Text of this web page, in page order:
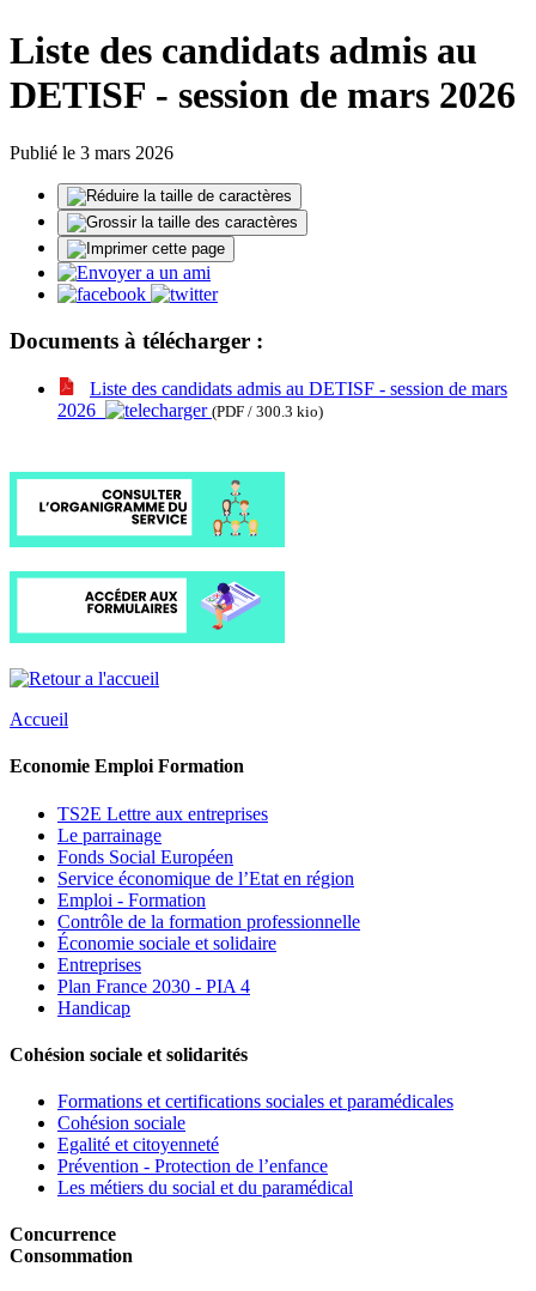
Liste des candidats admis au
DETISF - session de mars 2026
Publié le 3 mars 2026
Documents à télécharger :
Liste des candidats admis au DETISF - session de mars
2026
(PDF / 300.3 kio)
Accueil
Economie Emploi Formation
TS2E Lettre aux entreprises
Le parrainage
Fonds Social Européen
Service économique de l’Etat en région
Emploi - Formation
Contrôle de la formation professionnelle
Économie sociale et solidaire
Entreprises
Plan France 2030 - PIA 4
Handicap
Cohésion sociale et solidarités
Formations et certifications sociales et paramédicales
Cohésion sociale
Egalité et citoyenneté
Prévention - Protection de l’enfance
Les métiers du social et du paramédical
Concurrence
Consommation